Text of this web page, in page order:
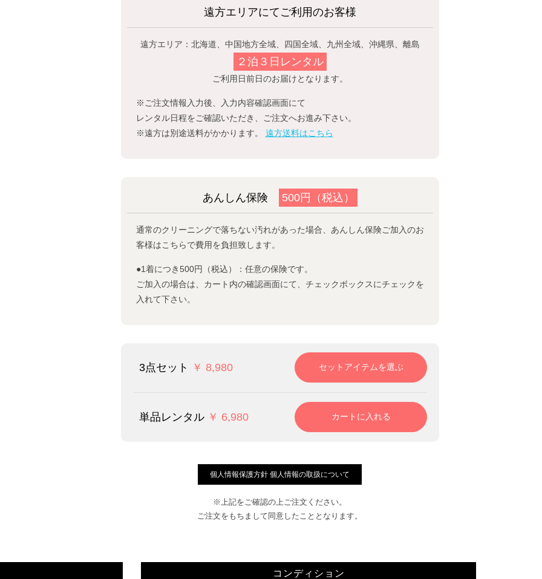
遠方エリアにてご利用のお客様
遠方エリア：北海道、中国地方全域、四国全域、九州全域、沖縄県、離島
２泊３日レンタル
ご利用日前日のお届けとなります。
※ご注文情報入力後、入力内容確認画面にて
レンタル日程をご確認いただき、ご注文へお進み下さい。
※遠方は別途送料がかかります。 遠方送料はこちら
あんしん保険 500円（税込）
通常のクリーニングで落ちない汚れがあった場合、あんしん保険ご加入のお
客様はこちらで費用を負担致します。
●1着につき500円（税込）：任意の保険です。
ご加入の場合は、カート内の確認画面にて、チェックボックスにチェックを
入れて下さい。
3点セット ￥ 8,980
単品レンタル ￥ 6,980
個人情報保護方針 個人情報の取扱について
※上記をご確認の上ご注文ください。
ご注文をもちまして同意したこととなります。
コンディション